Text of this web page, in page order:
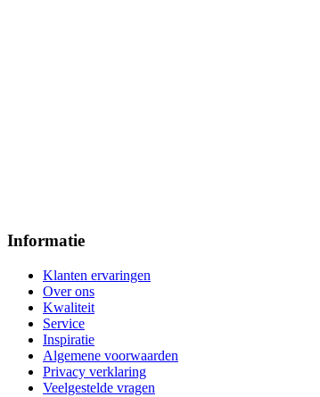
Informatie
Klanten ervaringen
Over ons
Kwaliteit
Service
Inspiratie
Algemene voorwaarden
Privacy verklaring
Veelgestelde vragen